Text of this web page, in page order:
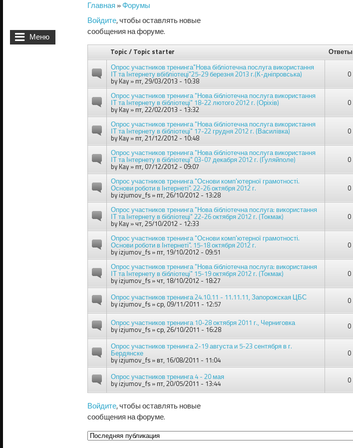
Меню
Вы здесь
Главная »Форумы
Войдите, чтобы оставлять новые
сообщения на форуме.
Topic / Topic starter Ответы
Опрос участников тренинга"Нова бібліотечна послуга використання
ІТ та Інтернету вбібліотеці"25-29 березня 2013 г.(К-дніпровська)
by Kay» пт, 29/03/2013 - 10:38
0
Опрос участников тренинга "Нова бібліотечна послуга використання
ІТ та Інтернету в бібліотеці" 18-22 лютого 2012 г. (Оріхів)
by Kay» пт, 22/02/2013 - 13:32
0
Опрос участников тренинга "Нова бібліотечна послуга використання
ІТ та Інтернету в бібліотеці" 17-22 грудня 2012 г. (Василівка)
by Kay» пт, 21/12/2012 - 10:48
0
Опрос участников тренинга "Нова бібліотечна послуга використання
ІТ та Інтернету в бібліотеці" 03-07 декабря 2012 г. (Гуляйполе)
by Kay» пт, 07/12/2012 - 09:07
0
Опрос участников тренинга "Основи комп'ютерної грамотності.
Основи роботи в Інтернеті". 22-26 октября 2012 г.
by izjumov_fs» пт, 26/10/2012 - 13:28
0
Опрос участников тренинга "Нова бібліотечна послуга: використання
ІТ та Інтернету в бібліотеці" 22-26 октября 2012 г. (Токмак)
by Kay» чт, 25/10/2012 - 12:33
0
Опрос участников тренинга "Основи комп'ютерної грамотності.
Основи роботи в Інтернеті". 15-18 октября 2012 г.
by izjumov_fs» пт, 19/10/2012 - 09:51
0
Опрос участников тренинга "Нова бібліотечна послуга: використання
ІТ та Інтернету в бібліотеці" 15-19 октября 2012 г. (Токмак)
by izjumov_fs» чт, 18/10/2012 - 18:27
0
Опрос участников тренинга 24.10.11 - 11.11.11, Запорожская ЦБС
byizjumov_fs» ср, 09/11/2011 - 12:57 0
Опрос участников тренинга 10-28 октября 2011 г., Черниговка
byizjumov_fs» ср, 26/10/2011 - 16:28 0
Опрос участников тренинга 2-19 августа и 5-23 сентября в г.
Бердянске
byizjumov_fs» вт, 16/08/2011 - 11:04
0
Опрос участников тренинга 4 - 20 мая
byizjumov_fs» пт, 20/05/2011 - 13:44 0
Войдите, чтобы оставлять новые
сообщения на форуме.
Сортировка по